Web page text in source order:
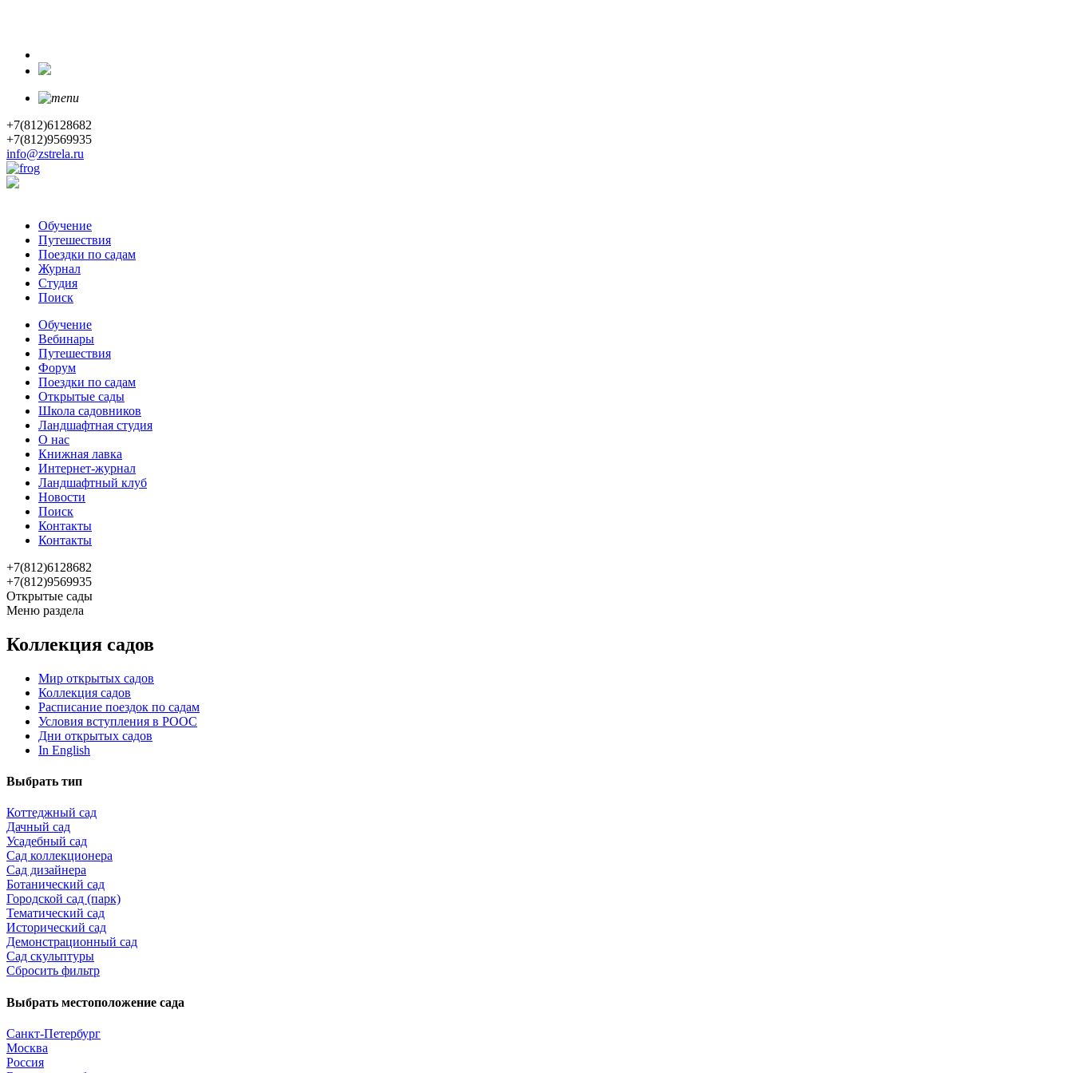
+7(812)6128682
+7(812)9569935
info@zstrela.ru
Обучение
Путешествия
Поездки по садам
Журнал
Студия
Поиск
Обучение
Вебинары
Путешествия
Форум
Поездки по садам
Открытые сады
Школа садовников
Ландшафтная студия
О нас
Книжная лавка
Интернет-журнал
Ландшафтный клуб
Новости
Поиск
Контакты
Контакты
+7(812)6128682
+7(812)9569935
Открытые сады
Меню раздела
Коллекция садов
Мир открытых садов
Коллекция садов
Расписание поездок по садам
Условия вступления в РООС
Дни открытых садов
In English
Выбрать тип
Коттеджный сад
Дачный сад
Усадебный сад
Сад коллекционера
Сад дизайнера
Ботанический сад
Городской сад (парк)
Тематический сад
Исторический сад
Демонстрационный сад
Сад скульптуры
Сбросить фильтр
Выбрать местоположение сада
Санкт-Петербург
Москва
Россия